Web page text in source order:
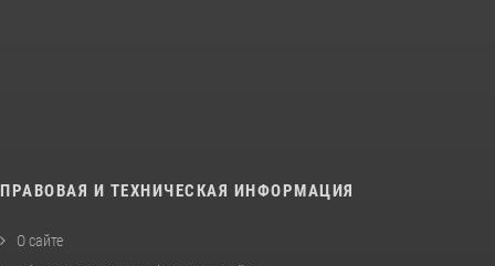
ПРАВОВАЯ И ТЕХНИЧЕСКАЯ ИНФОРМАЦИЯ
О сайте